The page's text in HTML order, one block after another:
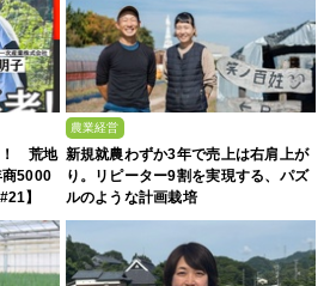
！ 荒地
商5000
】
農業経営
新規就農わずか3年で売上は右肩上が
り。リピーター9割を実現する、パズ
ルのような計画栽培